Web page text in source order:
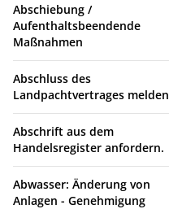
Abschiebung /
Aufenthaltsbeendende
Maßnahmen
Abschluss des
Landpachtvertrages melden
Abschrift aus dem
Handelsregister anfordern.
Abwasser: Änderung von
Anlagen - Genehmigung